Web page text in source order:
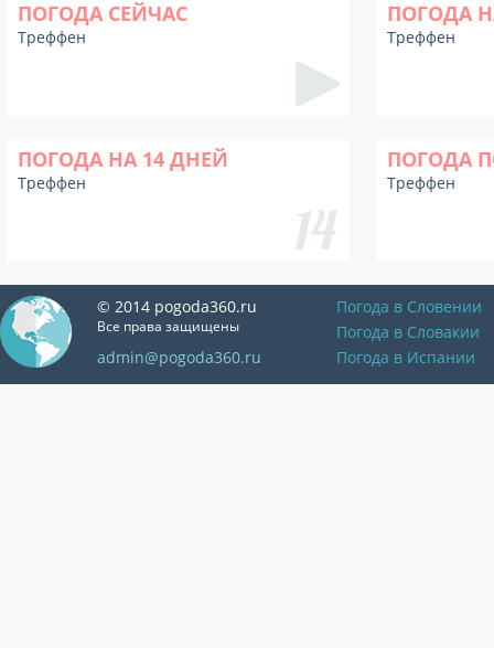
ПОГОДА СЕЙЧАС
Треффен
ПОГОДА
Треффен
ПОГОДА НА 14 ДНЕЙ
Треффен
ПОГОДА
Треффен
© 2014 pogoda360.ru
Все права защищены
admin@pogoda360.ru
Погода в Словении
Погода в Словакии
Погода в Испании